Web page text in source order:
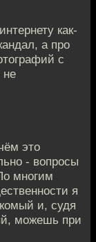
как-
а про
с
не
это
- вопросы
многим
я
и, судя
можешь при